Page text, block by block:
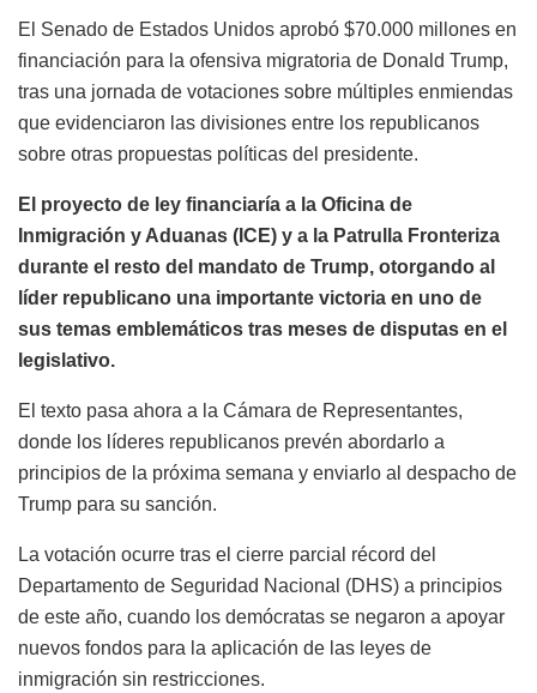
El Senado de Estados Unidos aprobó $70.000 millones en
financiación para la ofensiva migratoria de Donald Trump,
tras una jornada de votaciones sobre múltiples enmiendas
que evidenciaron las divisiones entre los republicanos
sobre otras propuestas políticas del presidente.
El proyecto de ley financiaría a la Oficina de
Inmigración y Aduanas (ICE) y a la Patrulla Fronteriza
durante el resto del mandato de Trump, otorgando al
líder republicano una importante victoria en uno de
sus temas emblemáticos tras meses de disputas en el
legislativo.
El texto pasa ahora a la Cámara de Representantes,
donde los líderes republicanos prevén abordarlo a
principios de la próxima semana y enviarlo al despacho de
Trump para su sanción.
La votación ocurre tras el cierre parcial récord del
Departamento de Seguridad Nacional (DHS) a principios
de este año, cuando los demócratas se negaron a apoyar
nuevos fondos para la aplicación de las leyes de
inmigración sin restricciones.